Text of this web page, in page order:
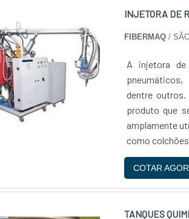
INJETORA DE
FIBERMAQ/
A injetora
dentre
produto que
amplamente
como
COTAR
TANQUES